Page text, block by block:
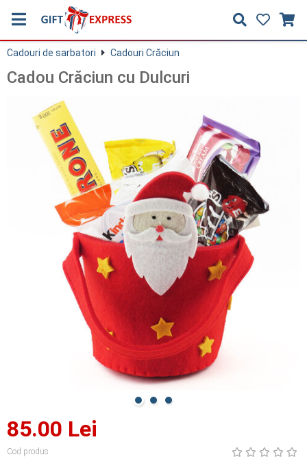
Cadouri de sarbatori Cadouri Crăciun
Cadou Crăciun cu Dulcuri
85.00 Lei
Cod produs